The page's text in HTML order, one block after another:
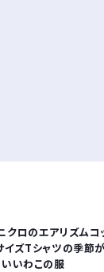
クロのエアリズムコ
イズTシャツの季節
いいわこの服